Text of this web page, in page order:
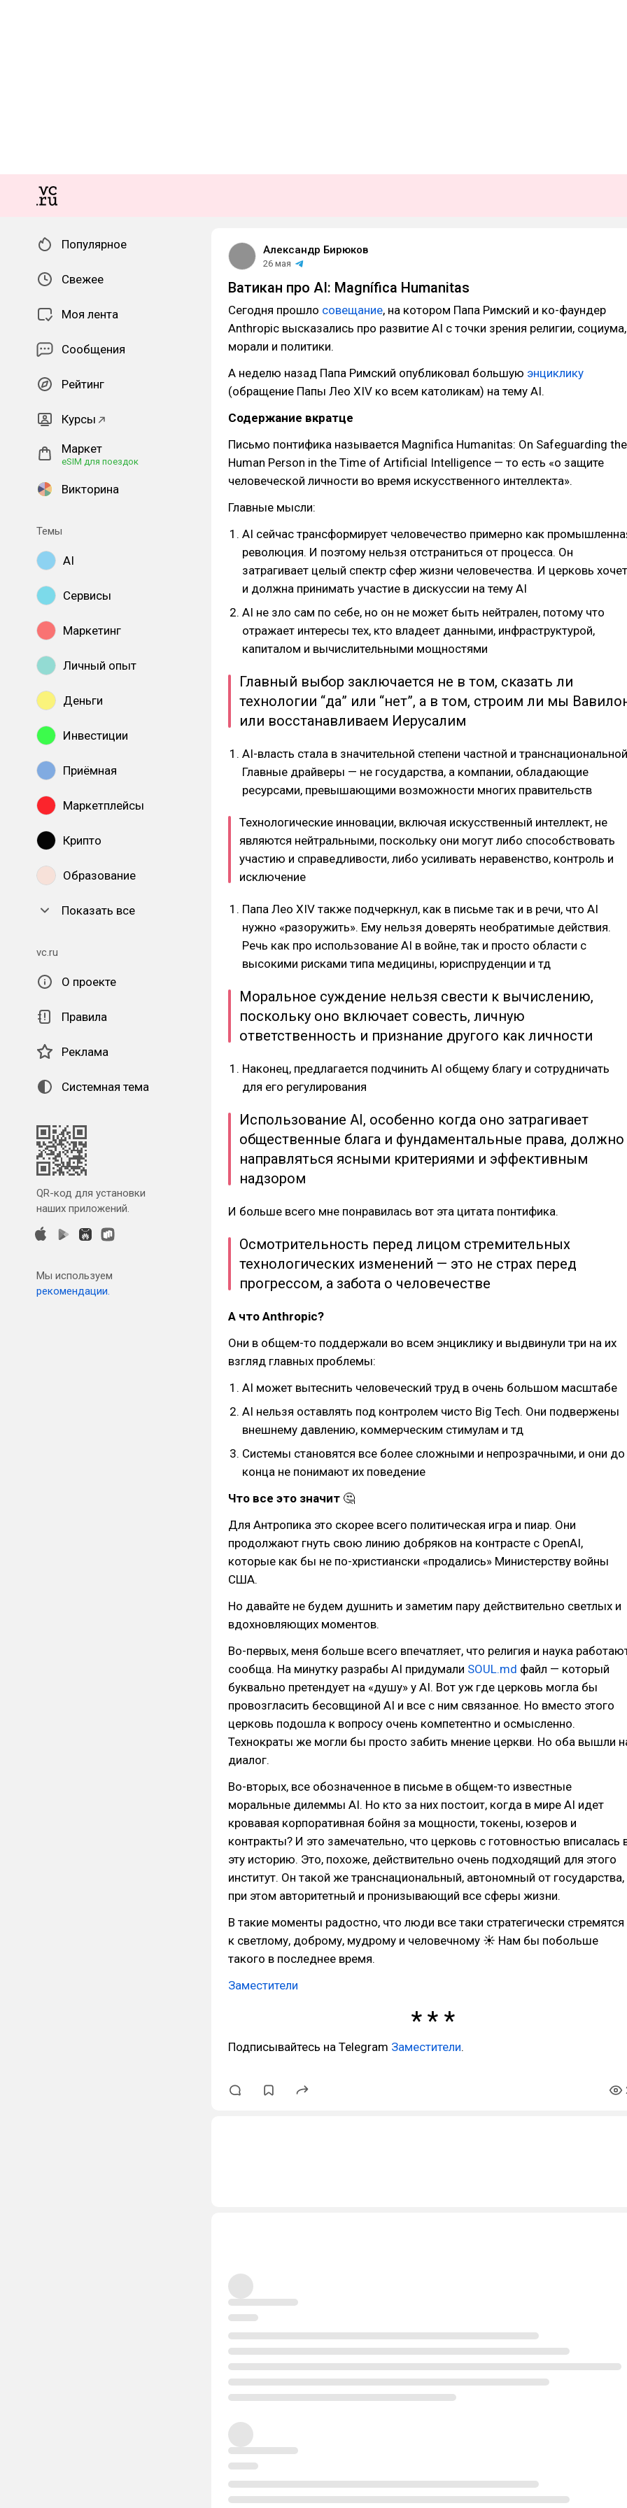
Популярное
Свежее
Моя лента
Сообщения
Рейтинг
Курсы
Маркет
eSIM для поездок
Викторина
Темы
AI
Сервисы
Маркетинг
Личный опыт
Деньги
Инвестиции
Приёмная
Маркетплейсы
Крипто
Образование
Показать все
vc.ru
О проекте
Правила
Реклама
Системная тема
QR-код для установки
наших приложений.
Мы используем
рекомендации.
Александр Бирюков
26 мая
Ватикан про AI: Magnífica Humanitas
Сегодня прошло совещание, на котором Папа Римский и ко-фаундер
Anthropic высказались про развитие AI с точки зрения религии, социума,
морали и политики.
А неделю назад Папа Римский опубликовал большую энциклику
(обращение Папы Лео XIV ко всем католикам) на тему AI.
Содержание вкратце
Письмо понтифика называется Magnifica Humanitas: On Safeguarding the
Human Person in the Time of Artificial Intelligence — то есть «о защите
человеческой личности во время искусственного интеллекта».
Главные мысли:
AI сейчас трансформирует человечество примерно как
революция. И поэтому нельзя отстраниться от процесса. Он
затрагивает целый спектр сфер жизни человечества. И церковь хочет
и должна принимать участие в дискуссии на тему AI
AI не зло сам по себе, но он не может быть нейтрален, потому что
отражает интересы тех, кто владеет данными, инфраструктурой,
капиталом и вычислительными мощностями
Главный выбор заключается не в том, сказать ли
технологии “да” или “нет”, а в том, строим ли мы
или восстанавливаем Иерусалим
AI-власть стала в значительной степени частной и
Главные драйверы — не государства, а компании, обладающие
ресурсами, превышающими возможности многих правительств
Технологические инновации, включая искусственный интеллект, не
являются нейтральными, поскольку они могут либо способствовать
участию и справедливости, либо усиливать неравенство, контроль и
исключение
Папа Лео XIV также подчеркнул, как в письме так и в речи, что AI
нужно «разоружить». Ему нельзя доверять необратимые действия.
Речь как про использование AI в войне, так и просто области с
высокими рисками типа медицины, юриспруденции и тд
Моральное суждение нельзя свести к вычислению,
поскольку оно включает совесть, личную
ответственность и признание другого как личности
Наконец, предлагается подчинить AI общему благу и сотрудничать
для его регулирования
Использование AI, особенно когда оно затрагивает
общественные блага и фундаментальные права, должно
направляться ясными критериями и эффективным
надзором
И больше всего мне понравилась вот эта цитата понтифика.
Осмотрительность перед лицом стремительных
технологических изменений — это не страх перед
прогрессом, а забота о человечестве
А что Anthropic?
Они в общем-то поддержали во всем энциклику и выдвинули три на их
взгляд главных проблемы:
AI может вытеснить человеческий труд в очень большом масштабе
AI нельзя оставлять под контролем чисто Big Tech. Они подвержены
внешнему давлению, коммерческим стимулам и тд
Системы становятся все более сложными и непрозрачными, и они до
конца не понимают их поведение
Что все это значит 🤔
Для Антропика это скорее всего политическая игра и пиар. Они
продолжают гнуть свою линию добряков на контрасте с OpenAI,
которые как бы не по-христиански «продались» Министерству войны
США.
Но давайте не будем душнить и заметим пару действительно светлых и
вдохновляющих моментов.
Во-первых, меня больше всего впечатляет, что религия и наука
сообща. На минутку разрабы AI придумали SOUL.md файл — который
буквально претендует на «душу» у AI. Вот уж где церковь могла бы
провозгласить бесовщиной AI и все с ним связанное. Но вместо этого
церковь подошла к вопросу очень компетентно и осмысленно.
Технократы же могли бы просто забить мнение церкви. Но оба вышли
диалог.
Во-вторых, все обозначенное в письме в общем-то известные
моральные дилеммы AI. Но кто за них постоит, когда в мире AI идет
кровавая корпоративная бойня за мощности, токены, юзеров и
контракты? И это замечательно, что церковь с готовностью вписалась
эту историю. Это, похоже, действительно очень подходящий для этого
институт. Он такой же транснациональный, автономный от государства,
при этом авторитетный и пронизывающий все сферы жизни.
В такие моменты радостно, что люди все таки стратегически стремятся
к светлому, доброму, мудрому и человечному ☀ Нам бы побольше
такого в последнее время.
Заместители
Подписывайтесь на Telegram Заместители.